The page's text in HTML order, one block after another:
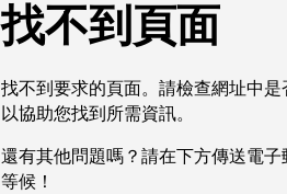
找不到頁面
找不到要求的頁面。請檢查網址中
以協助您找到所需資訊。
還有其他問題嗎？請在下方傳送電
等候！